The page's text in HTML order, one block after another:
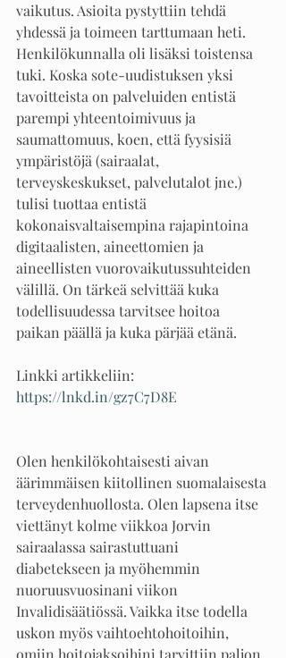
vaikutus. Asioita pystyttiin tehdä
yhdessä ja toimeen tarttumaan heti.
Henkilökunnalla oli lisäksi toistensa
tuki. Koska sote-uudistuksen yksi
tavoitteista on palveluiden entistä
parempi yhteentoimivuus ja
saumattomuus, koen, että fyysisiä
ympäristöjä (sairaalat,
terveyskeskukset, palvelutalot jne.)
tulisi tuottaa entistä
kokonaisvaltaisempina rajapintoina
digitaalisten, aineettomien ja
aineellisten vuorovaikutussuhteiden
välillä. On tärkeä selvittää kuka
todellisuudessa tarvitsee hoitoa
paikan päällä ja kuka pärjää etänä.
Linkki artikkeliin:
https://lnkd.in/gz7C7D8E
Olen henkilökohtaisesti aivan
äärimmäisen kiitollinen suomalaisesta
terveydenhuollosta. Olen lapsena itse
viettänyt kolme viikkoa Jorvin
sairaalassa sairastuttuani
diabetekseen ja myöhemmin
nuoruusvuosinani viikon
Invalidisäätiössä. Vaikka itse todella
uskon myös vaihtoehtohoitoihin,
omiin hoitojaksoihini tarvittiin paljon